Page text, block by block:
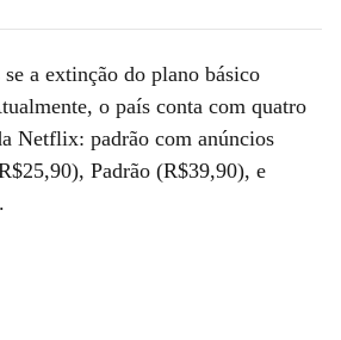
a extinção do plano básico
o país conta com quatro
Netflix: padrão com anúncios
Padrão (R$39,90), e